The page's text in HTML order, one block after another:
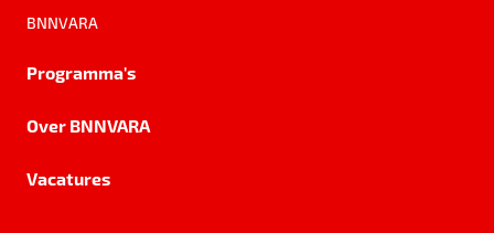
BNNVARA
Programma's
Over BNNVARA
Vacatures